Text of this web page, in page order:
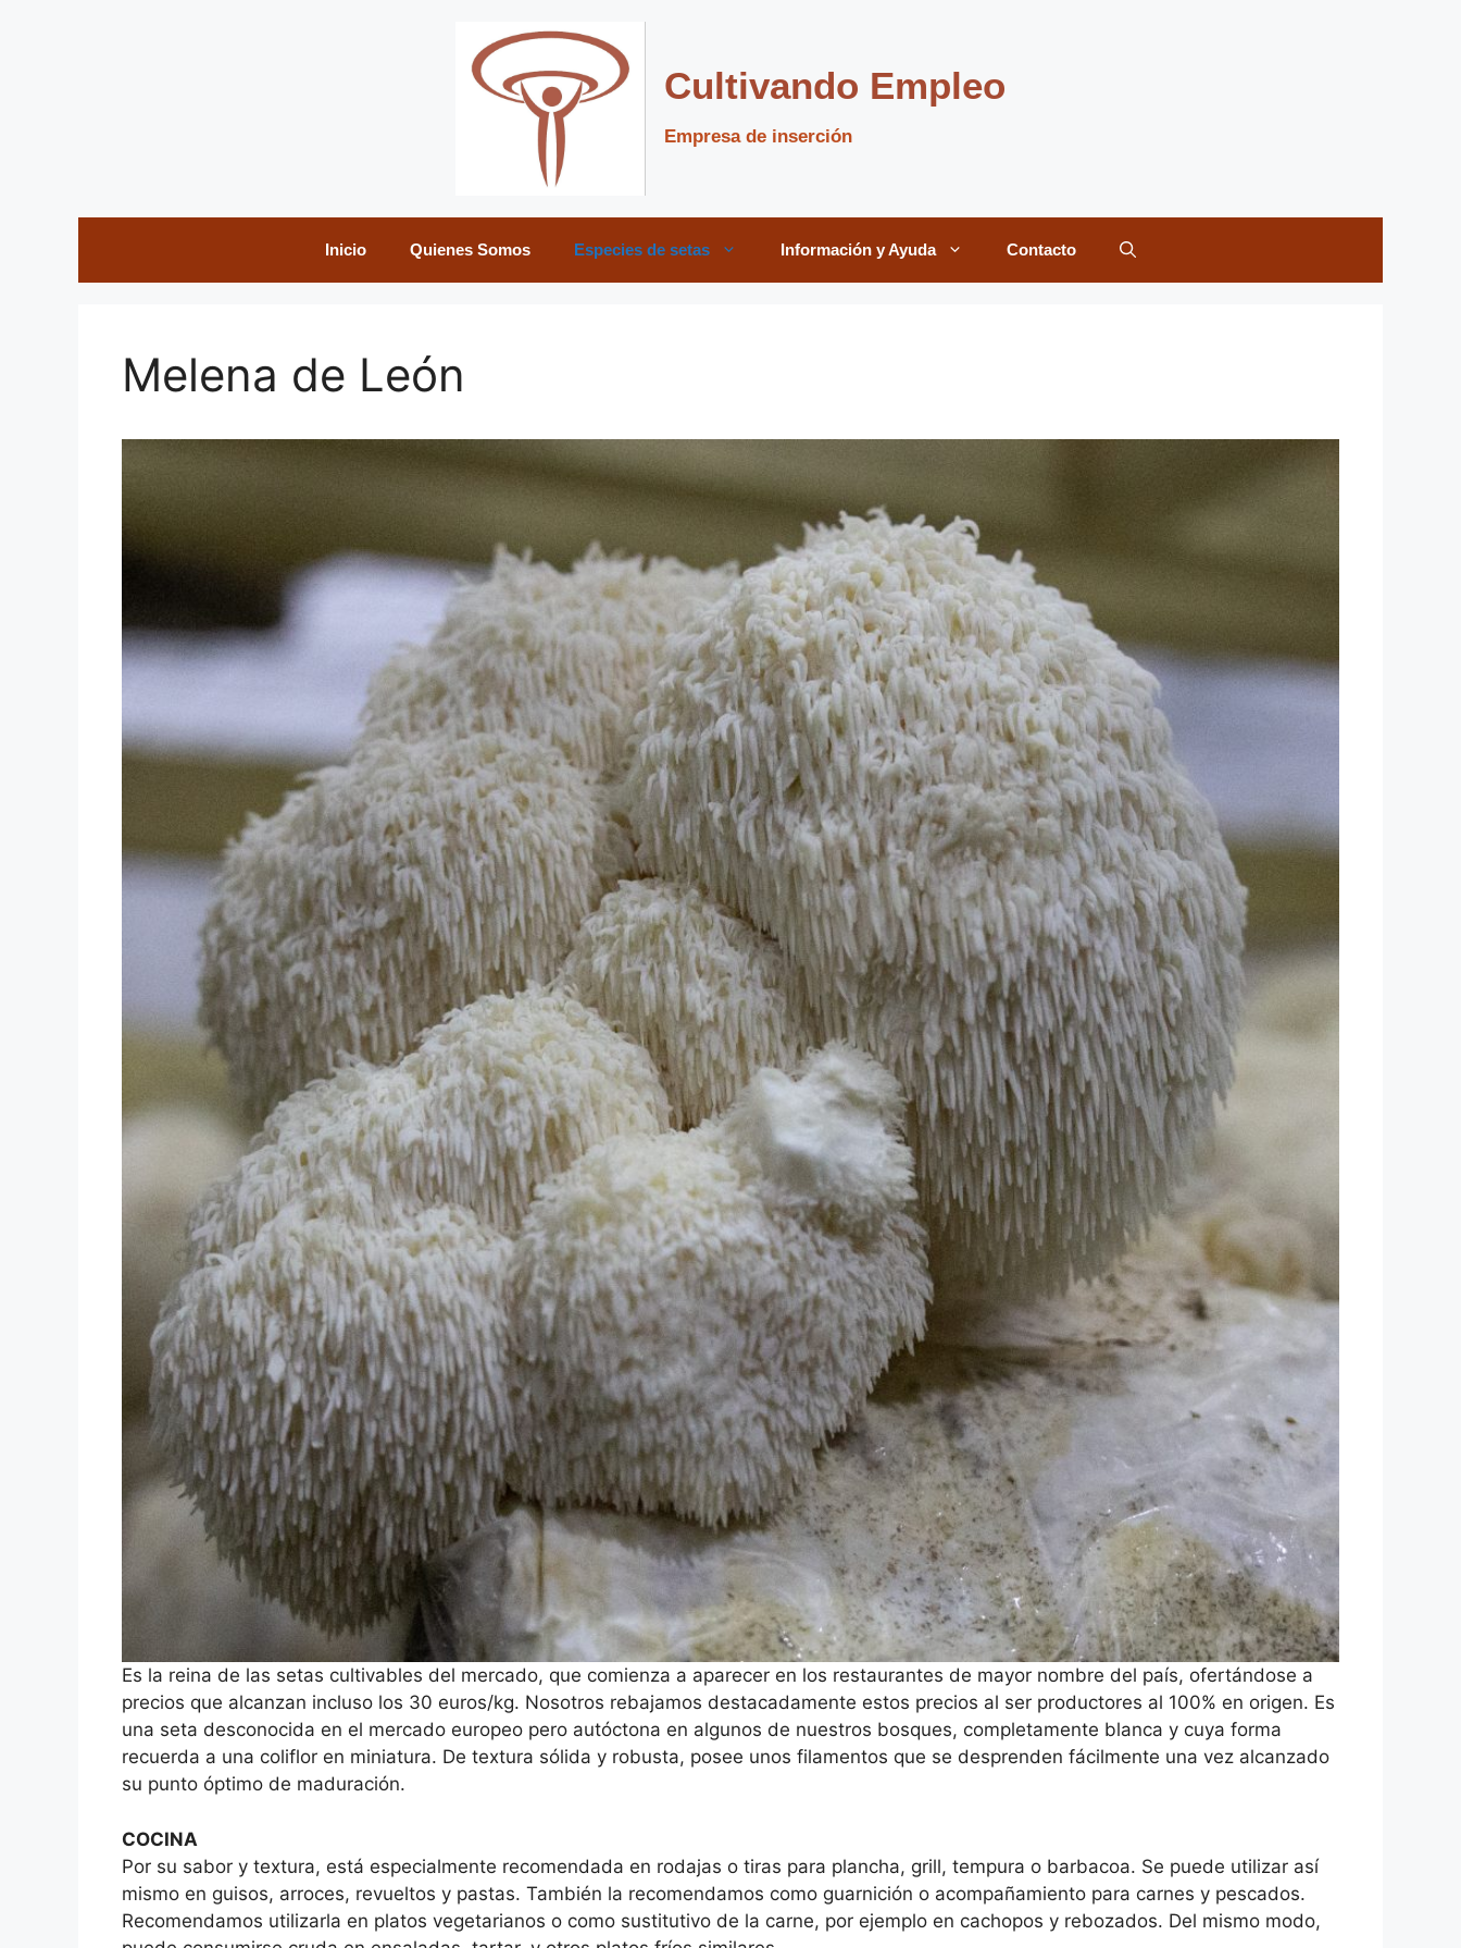
Cultivando Empleo
Empresa de inserción
Inicio Quienes Somos Especies de setas Información y Ayuda Contacto
Melena de León
Es la reina de las setas cultivables del mercado, que comienza a aparecer en los restaurantes de mayor nombre del país, ofertándose a
precios que alcanzan incluso los 30 euros/kg. Nosotros rebajamos destacadamente estos precios al ser productores al 100% en origen. Es
una seta desconocida en el mercado europeo pero autóctona en algunos de nuestros bosques, completamente blanca y cuya forma
recuerda a una coliflor en miniatura. De textura sólida y robusta, posee unos filamentos que se desprenden fácilmente una vez alcanzado
su punto óptimo de maduración.
COCINA
Por su sabor y textura, está especialmente recomendada en rodajas o tiras para plancha, grill, tempura o barbacoa. Se puede utilizar así
mismo en guisos, arroces, revueltos y pastas. También la recomendamos como guarnición o acompañamiento para carnes y pescados.
Recomendamos utilizarla en platos vegetarianos o como sustitutivo de la carne, por ejemplo en cachopos y rebozados. Del mismo modo,